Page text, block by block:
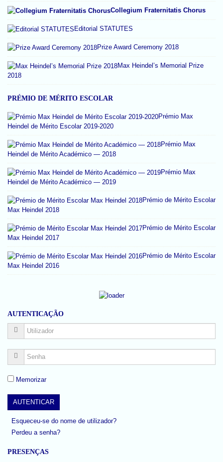
Collegium Fraternitatis Chorus
Editorial STATUTES
Prize Award Ceremony 2018
Max Heindel’s Memorial Prize
2018
PRÉMIO DE MÉRITO ESCOLAR
Prémio Max
Heindel de Mérito Escolar 2019-2020
Prémio Max
Heindel de Mérito Académico — 2018
Prémio Max
Heindel de Mérito Académico — 2019
Prémio de Mérito Escolar
Max Heindel 2018
Prémio de Mérito Escolar
Max Heindel 2017
Prémio de Mérito Escolar
Max Heindel 2016
AUTENTICAÇÃO
Memorizar
Esqueceu-se do nome de utilizador?
Perdeu a senha?
PRESENÇAS